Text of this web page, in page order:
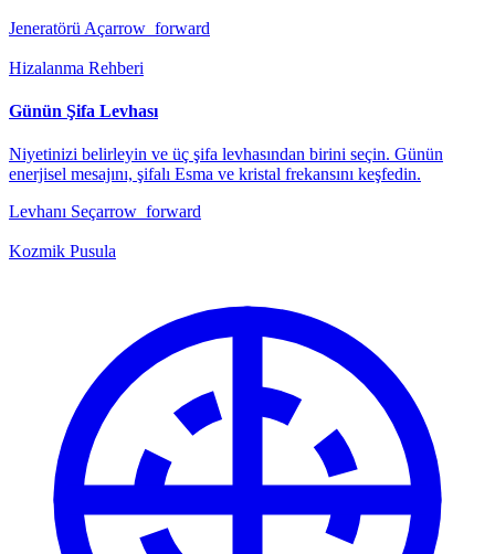
Jeneratörü Açarrow_forward
Hizalanma Rehberi
Günün Şifa Levhası
Niyetinizi belirleyin ve üç şifa levhasından birini seçin. Günün
enerjisel mesajını, şifalı Esma ve kristal frekansını keşfedin.
Levhanı Seçarrow_forward
Kozmik Pusula